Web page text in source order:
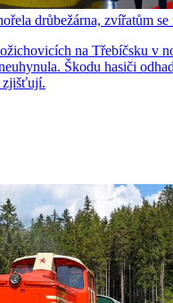
drůbežárna, zvířatům se
na Třebíčsku v
Škodu hasiči
zjišťují.